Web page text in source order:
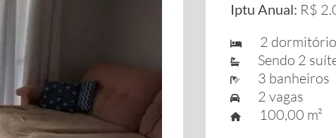
Iptu Anual: R$
2
Sendo 2
3 banheiros
2 vagas
100,00 m²